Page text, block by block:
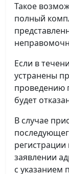
Такое
полный
Если в
устранены
проведению
будет
В случае
заявлении
с указанием